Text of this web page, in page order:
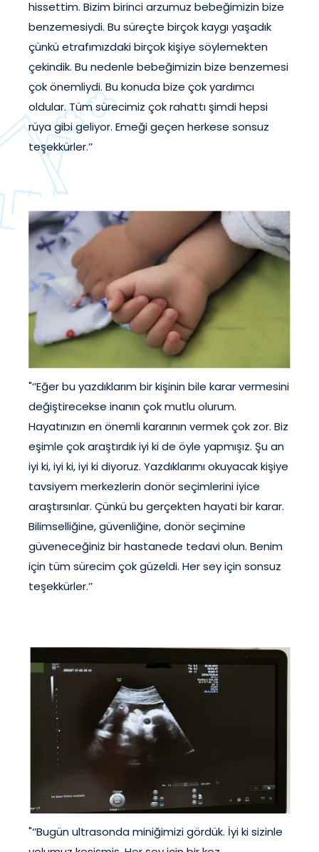
hissettim. Bizim birinci arzumuz bebeğimizin bize
benzemesiydi. Bu süreçte birçok kaygı yaşadık
çünkü etrafımızdaki birçok kişiye söylemekten
çekindik. Bu nedenle bebeğimizin bize benzemesi
çok önemliydi. Bu konuda bize çok yardımcı
oldular. Tüm sürecimiz çok rahattı şimdi hepsi
rüya gibi geliyor. Emeği geçen herkese sonsuz
teşekkürler.’’
"‘’Eğer bu yazdıklarım bir kişinin bile karar vermesini
değiştirecekse inanın çok mutlu olurum.
Hayatınızın en önemli kararının vermek çok zor. Biz
eşimle çok araştırdık iyi ki de öyle yapmışız. Şu an
iyi ki, iyi ki, iyi ki diyoruz. Yazdıklarımı okuyacak kişiye
tavsiyem merkezlerin donör seçimlerini iyice
araştırsınlar. Çünkü bu gerçekten hayati bir karar.
Bilimselliğine, güvenliğine, donör seçimine
güveneceğiniz bir hastanede tedavi olun. Benim
için tüm sürecim çok güzeldi. Her sey için sonsuz
teşekkürler.’’
"‘’Bugün ultrasonda miniğimizi gördük. İyi ki sizinle